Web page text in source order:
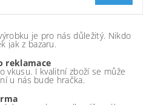
je pro nás důležitý. Nikdo
jak z bazaru.
reklamace
I kvalitní zboží se může
u nás bude hračka.